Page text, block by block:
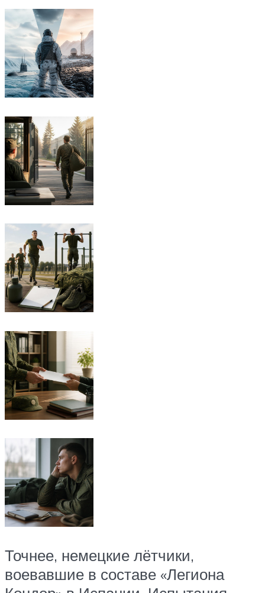
Точнее, немецкие лётчики,
воевавшие в составе «Легиона